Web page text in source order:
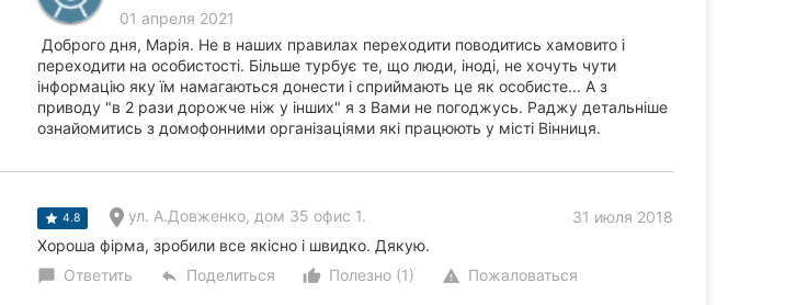
01 апреля 2021
Доброго дня, Марія. Не в наших правилах переходити поводитись хамовито і
переходити на особистості. Більше турбує те, що люди, іноді, не хочуть чути
інформацію яку їм намагаються донести і сприймають це як особисте... А з
приводу "в 2 рази дорожче ніж у інших" я з Вами не погоджусь. Раджу детальніше
ознайомитись з домофонними організаціями які працюють у місті Вінниця.
4.8 ул. А.Довженко, дом 35 офис 1.
31 июля 2018
Хороша фірма, зробили все якісно і швидко. Дякую.
chat_bubble Ответить reply Поделиться thumb_up_alt
Полезно (1) warning Пожаловаться